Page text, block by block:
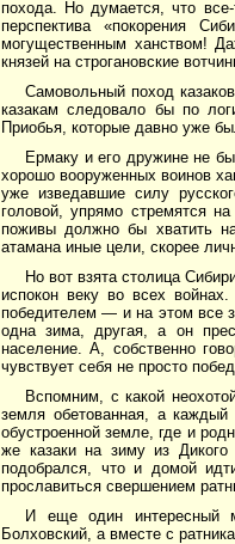
похода. Но думается, что
перспектива «покорения
могущественным ханством!
князей на строгановские
Самовольный поход
казакам следовало бы по
Приобья, которые давно уже
Ермаку и его дружине не
хорошо вооруженных воинов
уже изведавшие силу
головой, упрямо стремятся
поживы должно бы хватить
атамана иные цели, скорее
Но вот взята столица
испокон веку во всех
победителем — и на этом все
одна зима, другая, а он
население. А, собственно
чувствует себя не просто
Вспомним, с какой
земля обетованная, а
обустроенной земле, где и
же казаки на зиму из
подобрался, что и домой
прославиться свершением
И еще один интересный
Болховский, а вместе с